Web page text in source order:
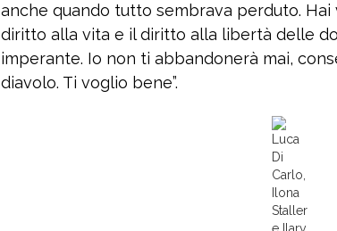
anche quando tutto sembrava perduto. Hai
diritto alla vita e il diritto alla libertà delle
imperante. Io non ti abbandonerà mai,
diavolo. Ti voglio bene”.
Luca
Di
Carlo,
Ilona
Staller